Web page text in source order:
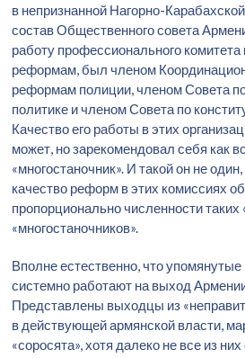
в непризнанной Нагорно-
состав Общественного совета
работу профессионального
реформам, был членом
реформам полиции, членом Совета
политике и членом Совета по
Качество его работы в этих
может, но зарекомендовал себя как
«многостаночник». И такой он не
качество реформ в этих комиссиях
пропорционально численности таких
«многостаночников».
Вполне естественно, что упомянутые
системно работают на выход
Представлены выходцы из
в действующей армянской власти,
«соросята», хотя далеко не все из